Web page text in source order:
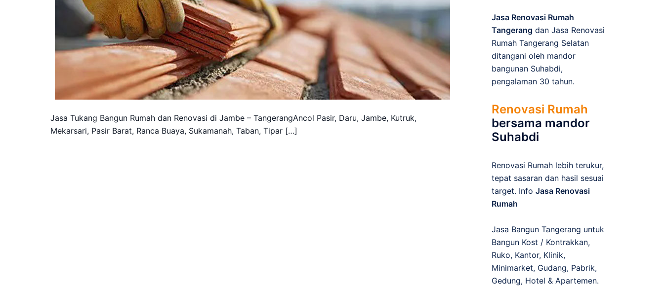
Jasa Tukang Bangun Rumah dan Renovasi di Jambe – TangerangAncol Pasir, Daru, Jambe, Kutruk,
Mekarsari, Pasir Barat, Ranca Buaya, Sukamanah, Taban, Tipar […]
Jasa Renovasi Rumah
Tangerang dan Jasa Renovasi
Rumah Tangerang Selatan
ditangani oleh mandor
bangunan Suhabdi,
pengalaman 30 tahun.
Renovasi Rumah
bersama mandor
Suhabdi
Renovasi Rumah lebih terukur,
tepat sasaran dan hasil sesuai
target. Info Jasa Renovasi
Rumah
Jasa Bangun Tangerang untuk
Bangun Kost / Kontrakkan,
Ruko, Kantor, Klinik,
Minimarket, Gudang, Pabrik,
Gedung, Hotel & Apartemen.